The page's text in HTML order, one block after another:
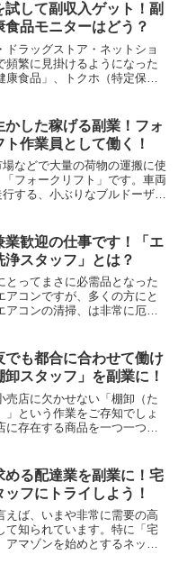
「駐車場」には様々な種類が
、その中には管...
試して副収入ゲット！副
食品モニターはどう？
ドラッグストア・ネットショ
頻繁に見掛けるようになった
康食品」、トクホ（特定保健
ものまで、雨後のタケノコの
品が次々と発売...
かした稼げる副業！フォ
ト作業員として働く！
などで大量の荷物の運搬に使
フォークリフト」です。車両
する、小ぶりなブルドーザー
業歓迎の仕事です！「エ
浄スタッフ」とは？
とってまさに必需品となった
アコンですが、多くの方にと
アコンの清掃、は非常に厄介
ければいいのかわからない、
ほとんどではな...
でも都合に合わせて働け
卸スタッフ」を副業に！
売店に欠かせない「棚卸（た
」という作業をご存知でしょ
に存在する商品を一つ一つ、
棚卸スタッフ」という仕事
わず好きな時間帯...
める配達業を副業に！宅
ッフにトライしよう！
えば、いまや非常に需要の高
て知られています。特に「宅
アマゾンを始めとするネット